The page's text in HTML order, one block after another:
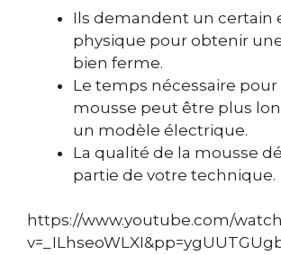
Ils demandent un certain
physique pour obtenir
bien ferme.
Le temps nécessaire
mousse peut être plus
un modèle électrique.
La qualité de la mousse
partie de votre technique.
https://www.youtube.com/